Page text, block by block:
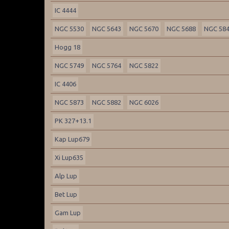
IC 4444
NGC 5530 NGC 5643 NGC 5670 NGC 5688 NGC
Hogg 18
NGC 5749 NGC 5764 NGC 5822
IC 4406
NGC 5873 NGC 5882 NGC 6026
PK 327+13.1
Kap Lup679
Xi Lup635
Alp Lup
Bet Lup
Gam Lup